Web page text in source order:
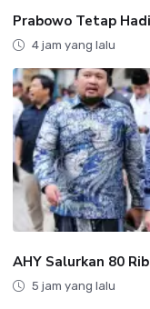
Prabowo Tetap
4 jam yang lalu
AHY Salurkan 80
5 jam yang lalu